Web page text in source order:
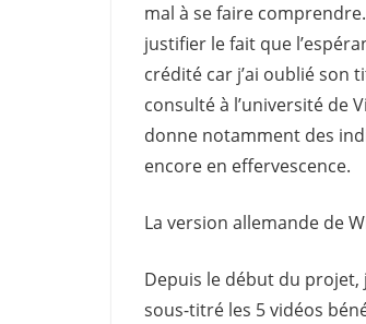
mal à se faire
justifier le fait que
crédité car j’ai oublié son
consulté à l’université de
donne notamment des
encore en effervescence.
La version allemande de
Depuis le début du projet,
sous-titré les 5 vidéos